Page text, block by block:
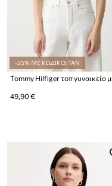
-25% ΜΕ ΚΩΔΙΚΟ: TAN
49,90 €